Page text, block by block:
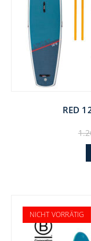
RED
NICHT VORRÄTIG